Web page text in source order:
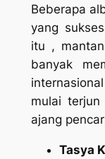
Beberapa
yang
itu ,
banyak
mulai
ajang
Tasya